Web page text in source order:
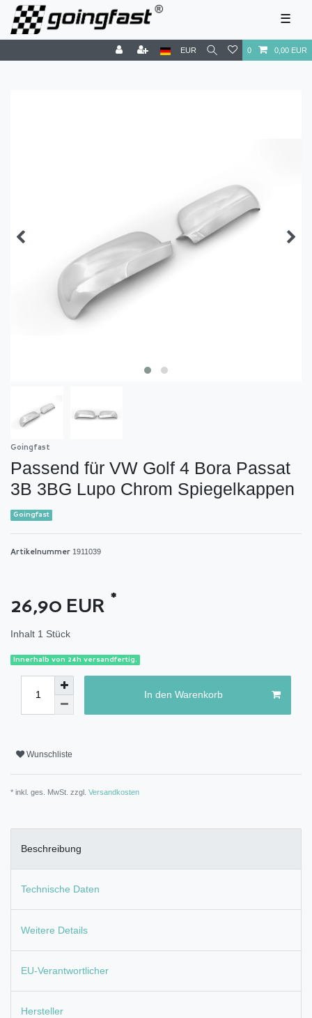
☰
EUR 0 0,00 EUR
Goingfast
Passend für VW Golf 4 Bora Passat
3B 3BG Lupo Chrom Spiegelkappen
Goingfast
Artikelnummer 1911039
26,90 EUR *
Inhalt 1 Stück
Innerhalb von 24h versandfertig.
In den Warenkorb
Wunschliste
* inkl. ges. MwSt. zzgl. Versandkosten
Beschreibung
Technische Daten
Weitere Details
EU-Verantwortlicher
Hersteller